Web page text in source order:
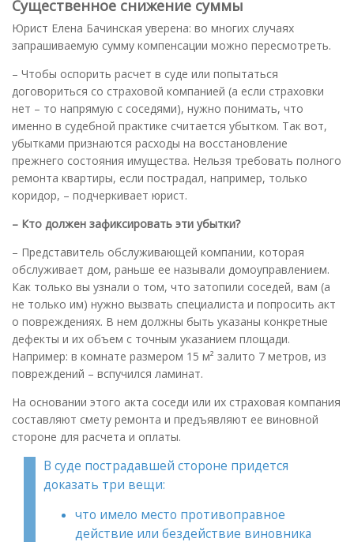
Существенное снижение суммы
Юрист Елена Бачинская уверена: во многих случаях
запрашиваемую сумму компенсации можно пересмотреть.
– Чтобы оспорить расчет в суде или попытаться
договориться со страховой компанией (а если страховки
нет – то напрямую с соседями), нужно понимать, что
именно в судебной практике считается убытком. Так вот,
убытками признаются расходы на восстановление
прежнего состояния имущества. Нельзя требовать полного
ремонта квартиры, если пострадал, например, только
коридор, – подчеркивает юрист.
– Кто должен зафиксировать эти убытки?
– Представитель обслуживающей компании, которая
обслуживает дом, раньше ее называли домоуправлением.
Как только вы узнали о том, что затопили соседей, вам (а
не только им) нужно вызвать специалиста и попросить акт
о повреждениях. В нем должны быть указаны конкретные
дефекты и их объем с точным указанием площади.
Например: в комнате размером 15 м² залито 7 метров, из
повреждений – вспучился ламинат.
На основании этого акта соседи или их страховая компания
составляют смету ремонта и предъявляют ее виновной
стороне для расчета и оплаты.
В суде пострадавшей стороне придется
доказать три вещи:
что имело место противоправное
действие или бездействие виновника